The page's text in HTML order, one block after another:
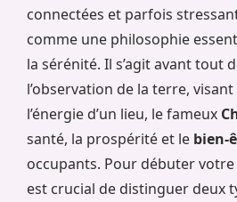
connectées et parfois
comme une philosophie
la sérénité. Il s’agit avant tout
l’observation de la terre,
l’énergie d’un lieu, le fameux
santé, la prospérité et le bien-
occupants. Pour débuter
est crucial de distinguer deux